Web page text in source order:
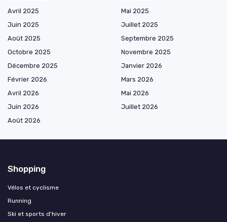
Avril 2025
Mai 2025
Juin 2025
Juillet 2025
Août 2025
Septembre 2025
Octobre 2025
Novembre 2025
Décembre 2025
Janvier 2026
Février 2026
Mars 2026
Avril 2026
Mai 2026
Juin 2026
Juillet 2026
Août 2026
Shopping
Vélos et cyclisme
Running
Ski et sports d'hiver